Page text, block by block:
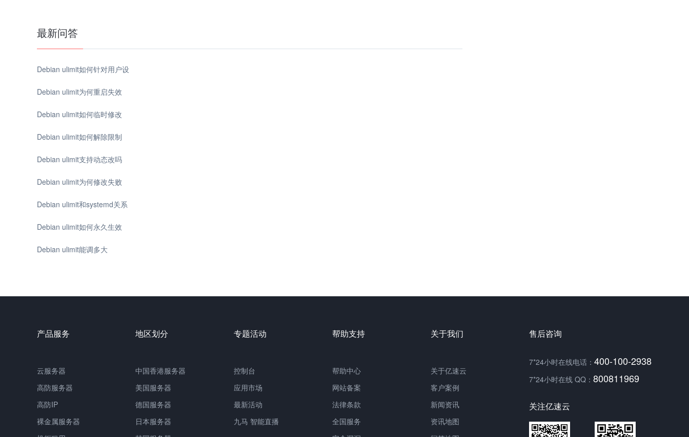
最新问答
Debian ulimit如何针对用户设
Debian ulimit为何重启失效
Debian ulimit如何临时修改
Debian ulimit如何解除限制
Debian ulimit支持动态改吗
Debian ulimit为何修改失败
Debian ulimit和systemd关系
Debian ulimit如何永久生效
Debian ulimit能调多大
产品服务
云服务器
高防服务器
高防IP
裸金属服务器
地区划分
中国香港服务器
美国服务器
德国服务器
日本服务器
专题活动
控制台
应用市场
最新活动
九马 智能直播
帮助支持
帮助中心
网站备案
法律条款
全国服务
关于我们
关于亿速云
客户案例
新闻资讯
资讯地图
售后咨询
7*24小时在线电话： 400-100-2938
7*24小时在线 QQ： 800811969
关注亿速云